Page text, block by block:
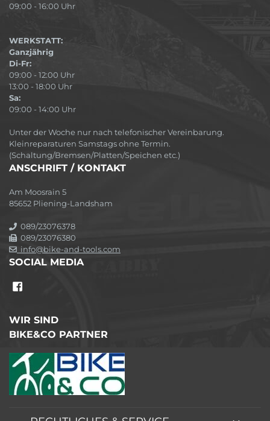
09:00 - 16:00 Uhr
WERKSTATT:
Ganzjährig
Di-Fr:
09:00 - 12:00 Uhr
13:00 - 18:00 Uhr
Sa:
09:00 - 14:00 Uhr
Unter der Woche nur nach telefonischer Vereinbarung.
Kleinreparaturen Samstags ohne Termin.
(Schaltung/Bremsen/Platten/Speichen etc.)
ANSCHRIFT / KONTAKT
Am Moosrain 5
85652 Pliening-Landsham
089/23076378
089/23076380
info@bike-and-tools.com
SOCIAL MEDIA
WIR SIND
BIKE&CO PARTNER